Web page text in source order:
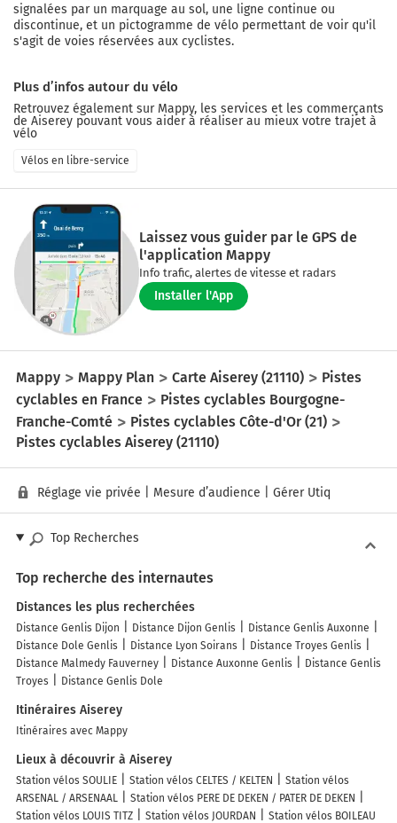
signalées par un marquage au sol, une ligne continue ou
discontinue, et un pictogramme de vélo permettant de voir qu'il
s'agit de voies réservées aux cyclistes.
Plus d’infos autour du vélo
Retrouvez également sur Mappy, les services et les commerçants
de Aiserey pouvant vous aider à réaliser au mieux votre trajet à
vélo
Vélos en libre-service
Laissez vous guider par le GPS de
l'application Mappy
Info trafic, alertes de vitesse et radars
Installer l'App
Mappy Mappy Plan Carte Aiserey (21110)
Pistes
cyclables en France
Pistes cyclables Bourgogne-
Franche-Comté
Pistes cyclables Côte-d'Or (21)
Pistes cyclables Aiserey (21110)
Réglage vie privée Mesure d’audience Gérer Utiq
Top Recherches
Top recherche des internautes
Distances les plus recherchées
Distance Genlis Dijon Distance Dijon Genlis
Distance Genlis Auxonne
Distance Dole Genlis
Distance Lyon Soirans
Distance Troyes Genlis
Distance Malmedy Fauverney
Distance Auxonne Genlis
Distance Genlis
Troyes
Distance Genlis Dole
Itinéraires Aiserey
Itinéraires avec Mappy
Lieux à découvrir à Aiserey
Station vélos SOULIE Station vélos CELTES / KELTEN
Station vélos
ARSENAL / ARSENAAL
Station vélos PERE DE DEKEN / PATER DE DEKEN
Station vélos LOUIS TITZ
Station vélos JOURDAN
Station vélos BOILEAU